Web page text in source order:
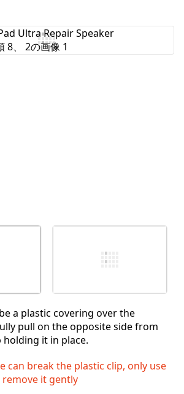
a plastic covering over the
pull on the opposite side from
it in place.
can break the plastic clip, only use
it gently